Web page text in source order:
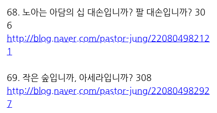
68. 노아는 아담의 십 대손입니까? 팔 대손입니까? 30
6
http://blog.naver.com/pastor-jung/22080498212
1
69. 작은 숲입니까, 아세라입니까? 308
http://blog.naver.com/pastor-jung/22080498292
7